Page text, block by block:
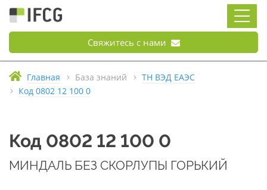
Свяжитесь с нами
Главная База знаний
ТН ВЭД ЕАЭС
Код 0802 12 100 0
Код 0802 12 100 0
МИНДАЛЬ БЕЗ СКОРЛУПЫ ГОРЬКИЙ